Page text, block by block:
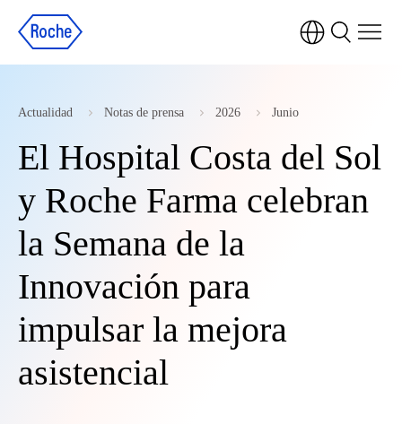
Actualidad Notas de prensa 2026 Junio
El Hospital Costa del Sol
y Roche Farma celebran
la Semana de la
Innovación para
impulsar la mejora
asistencial